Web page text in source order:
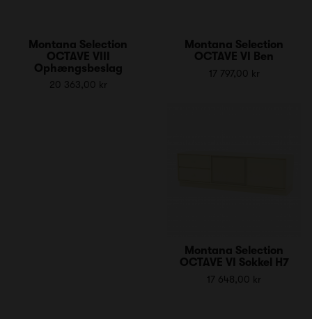
Montana Selection
OCTAVE VIII
Ophængsbeslag
20 363,00 kr
Montana Selection
OCTAVE VI Ben
17 797,00 kr
Montana Selection
OCTAVE VI Sokkel H7
17 648,00 kr